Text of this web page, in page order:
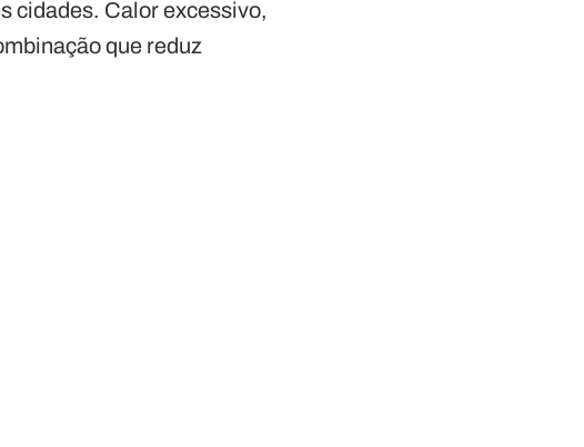
cidades. Calor excessivo,
que reduz